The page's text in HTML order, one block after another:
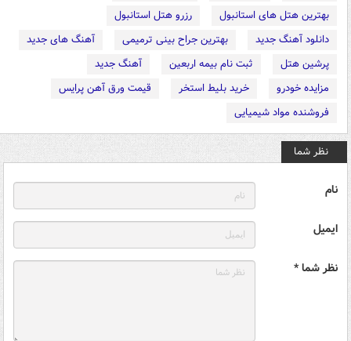
بهترین هتل های استانبول
رزرو هتل استانبول
دانلود آهنگ جدید
بهترین جراح بینی ترمیمی
آهنگ های جدید
پرشین هتل
ثبت نام بیمه اربعین
آهنگ جدید
مزایده خودرو
خرید بلیط استخر
قیمت ورق آهن پرایس
فروشنده مواد شیمیایی
نظر شما
نام
ایمیل
نظر شما *